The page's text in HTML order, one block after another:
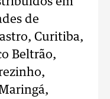
de
Curitiba,
Beltrão,